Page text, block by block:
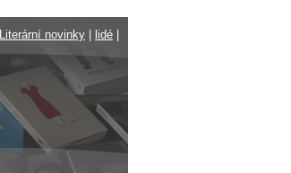
Literární novinky
lidé